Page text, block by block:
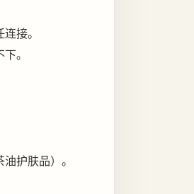
接。
。
护肤品）。